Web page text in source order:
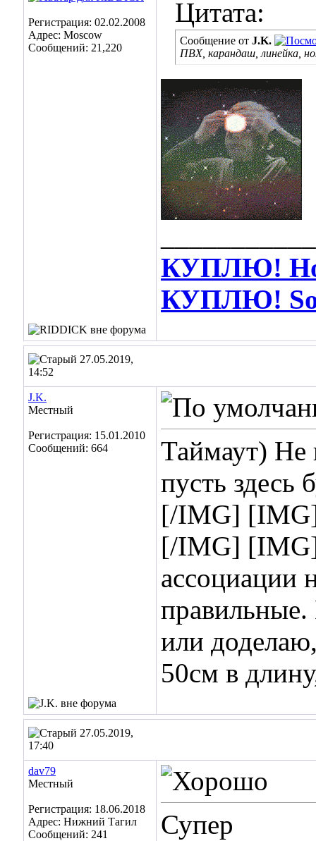
Регистрация: 02.02.2008
Адрес: Moscow
Сообщений: 21,220
Цитата:
Сообщение от J.K.
ПВХ, карандаш, линейка,
КУПЛЮ!
КУПЛЮ!
27.05.2019,
14:52
J.K.
Местный
Регистрация: 15.01.2010
Сообщений: 664
Таймаут) Не
пусть здесь
[/IMG]
[/IMG]
ассоциации
правильные.
или
50см в
27.05.2019,
17:40
dav79
Местный
Регистрация: 18.06.2018
Адрес: Нижний Тагил
Сообщений: 241
Супер